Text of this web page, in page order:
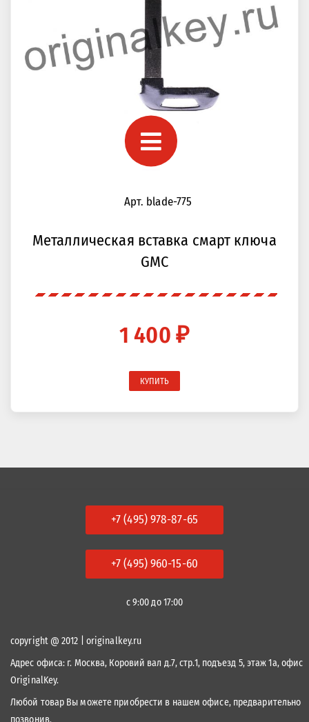
Арт. blade-775
Металлическая вставка смарт ключа
GMC
1 400 ₽
КУПИТЬ
+7 (495) 978-87-65
+7 (495) 960-15-60
с 9:00 до 17:00
copyright @ 2012 | originalkey.ru
Адрес офиса: г. Москва, Коровий вал д.7, стр.1, подъезд 5, этаж 1а, офис
OriginalKey.
Любой товар Вы можете приобрести в нашем офисе, предварительно
позвонив.